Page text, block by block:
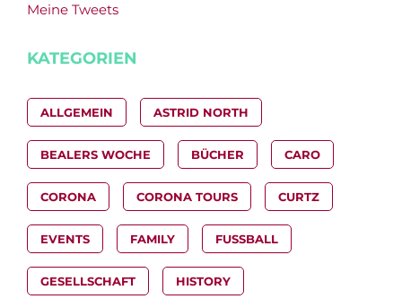
Meine Tweets
KATEGORIEN
ALLGEMEIN ASTRID NORTH
BEALERS WOCHE BÜCHER CARO
CORONA CORONA TOURS CURTZ
EVENTS FAMILY FUSSBALL
GESELLSCHAFT HISTORY